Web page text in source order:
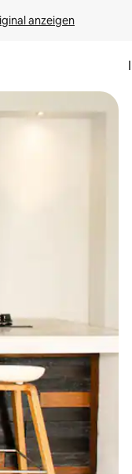
anzeigen
durch Berühren